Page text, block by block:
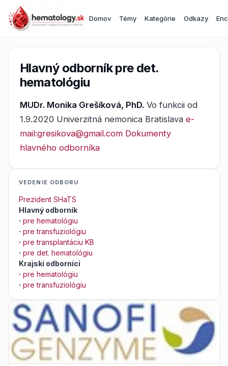
Domov Témy Kategórie Odkazy
Hlavný odborník pre det.
hematológiu
MUDr. Monika Grešíková, PhD. Vo funkcii od
1.9.2020 Univerzitná nemonica Bratislava e-
mail:gresikova@gmail.com Dokumenty
hlavného odborníka
VEDENIE ODBORU
Prezident SHaTS
Hlavný odborník
· pre hematológiu
· pre transfuziológiu
· pre transplantáciu KB
· pre det. hematológiu
Krajskí odborníci
· pre hematológiu
· pre transfuziológiu